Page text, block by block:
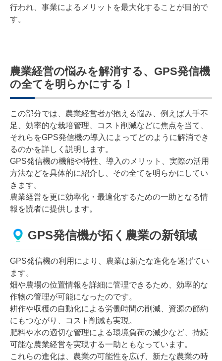
行われ、事業によるメリットを最大化することが目的で
す。
農業経営の悩みを解消する、GPS発信機
の全てを明らかにする！
この部分では、農業経営者が抱える悩み、例えば人手不
足、効率的な栽培管理、コスト削減などに焦点を当て、
それらをGPS発信機の導入によってどのように解消でき
るのかを詳しく説明します。
GPS発信機の機能や特性、導入のメリット、実際の活用
方法などを具体的に紹介し、その全てを明らかにしてい
きます。
農業経営を更に効率化・最適化するための一助となる情
報を読者に提供します。
GPS発信機が拓く農業の新領域
GPS発信機の利用により、農業は新たな進化を遂げてい
ます。
畑や農場の位置情報を詳細に管理できるため、効率的な
作物の管理が可能になったのです。
耕作や収穫の自動化による労働時間の削減、資源の節約
にもつながり、コスト削減も実現。
肥料や水の適切な管理による環境負荷の減少など、持続
可能な農業経営を実現する一助ともなっています。
これらの進化は、農業の可能性を広げ、新たな農業の時